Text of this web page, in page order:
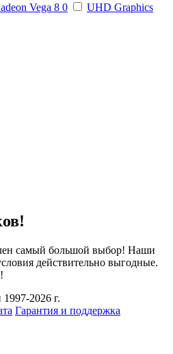
Vega 8 0
UHD Graphics
самый большой выбор! Наши
действительно выгодные.
2026 г.
Гарантия и поддержка